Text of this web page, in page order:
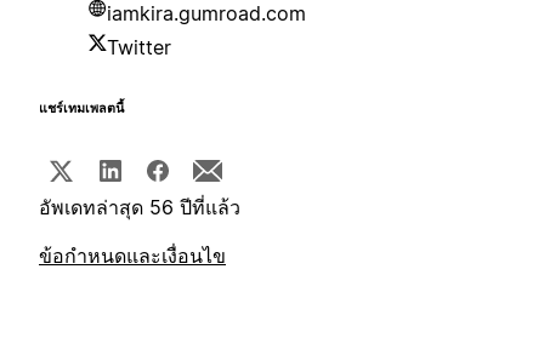
iamkira.gumroad.com
Twitter
แชร์เทมเพลตนี้
อัพเดทล่าสุด 56 ปีที่แล้ว
ข้อกำหนดและเงื่อนไข